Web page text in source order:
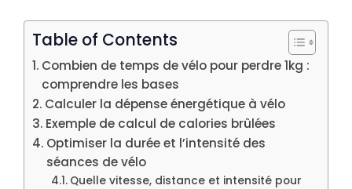
Table of Contents
Combien de temps de vélo pour perdre 1kg :
comprendre les bases
Calculer la dépense énergétique à vélo
Exemple de calcul de calories brûlées
Optimiser la durée et l’intensité des
séances de vélo
Quelle vitesse, distance et intensité pour